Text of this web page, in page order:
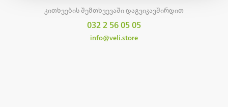
კითხვების შემთხვევაში დაგვიკავშირდით
032 2 56 05 05
info@veli.store